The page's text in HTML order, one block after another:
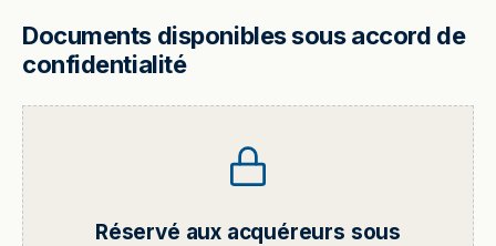
Documents disponibles sous accord de
confidentialité
Réservé aux acquéreurs sous